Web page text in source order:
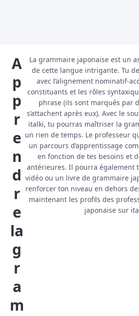
A
p
p
r
e
n
d
r
e
la
g
r
a
m
La grammaire japonaise est un
de cette langue intrigante. Tu
avec l’alignement nominatif-
constituants et les rôles
phrase (ils sont marqués par
s’attachent après eux). Avec le
italki, tu pourras maîtriser la
un rien de temps. Le professeur
un parcours d’apprentissage
en fonction de tes besoins et
antérieures. Il pourra également
vidéo ou un livre de grammaire
renforcer ton niveau en dehors
maintenant les profils des
japonaise sur